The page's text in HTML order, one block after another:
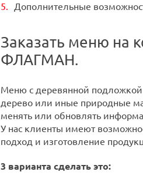
Дополнительные
Заказать меню на
ФЛАГМАН.
Меню с деревянной
дерево или иные природные
менять или обновлять
У нас клиенты имеют
подход и изготовление
3 варианта сделать это: